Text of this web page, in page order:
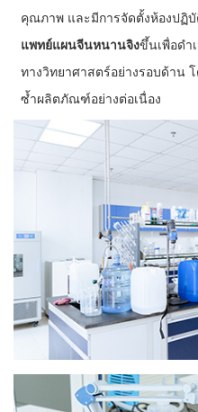
คุณภาพ และมีการจัดตั้งห้องปฏิ
แพทย์แผนจีนหนานจิงขึ้นเพื่อดำ
ทางวิทยาศาสตร์อย่างรอบด้าน
ซ้ำผลิตภัณฑ์อย่างต่อเนื่อง